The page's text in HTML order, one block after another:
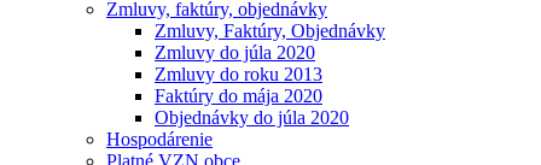
Zmluvy, faktúry, objednávky
Zmluvy, Faktúry, Objednávky
Zmluvy do júla 2020
Zmluvy do roku 2013
Faktúry do mája 2020
Objednávky do júla 2020
Hospodárenie
Platné VZN obce